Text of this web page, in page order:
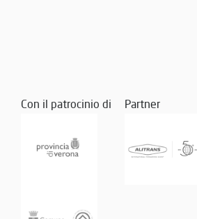
Con il patrocinio di Partner